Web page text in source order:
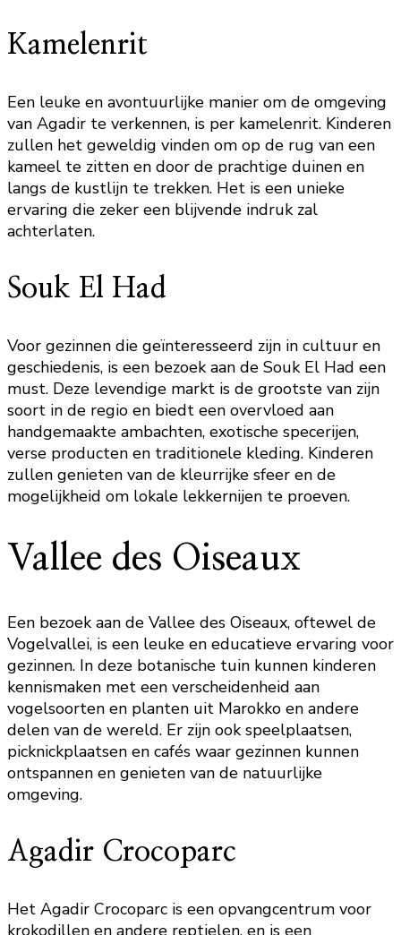
Kamelenrit
Een leuke en avontuurlijke manier om de omgeving
van Agadir te verkennen, is per kamelenrit. Kinderen
zullen het geweldig vinden om op de rug van een
kameel te zitten en door de prachtige duinen en
langs de kustlijn te trekken. Het is een unieke
ervaring die zeker een blijvende indruk zal
achterlaten.
Souk El Had
Voor gezinnen die geïnteresseerd zijn in cultuur en
geschiedenis, is een bezoek aan de Souk El Had een
must. Deze levendige markt is de grootste van zijn
soort in de regio en biedt een overvloed aan
handgemaakte ambachten, exotische specerijen,
verse producten en traditionele kleding. Kinderen
zullen genieten van de kleurrijke sfeer en de
mogelijkheid om lokale lekkernijen te proeven.
Vallee des Oiseaux
Een bezoek aan de Vallee des Oiseaux, oftewel de
Vogelvallei, is een leuke en educatieve ervaring voor
gezinnen. In deze botanische tuin kunnen kinderen
kennismaken met een verscheidenheid aan
vogelsoorten en planten uit Marokko en andere
delen van de wereld. Er zijn ook speelplaatsen,
picknickplaatsen en cafés waar gezinnen kunnen
ontspannen en genieten van de natuurlijke
omgeving.
Agadir Crocoparc
Het Agadir Crocoparc is een opvangcentrum voor
krokodillen en andere reptielen, en is een